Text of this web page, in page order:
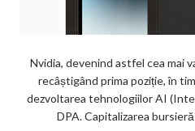
Nvidia, devenind astfel cea mai
recâștigând prima poziție, în
dezvoltarea tehnologiilor AI
DPA. Capitalizarea